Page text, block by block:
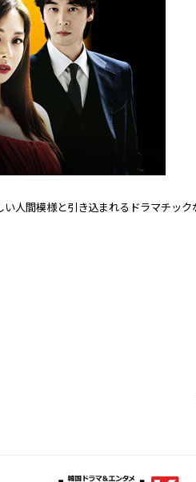
人間模様と引き込まれるドラマチック